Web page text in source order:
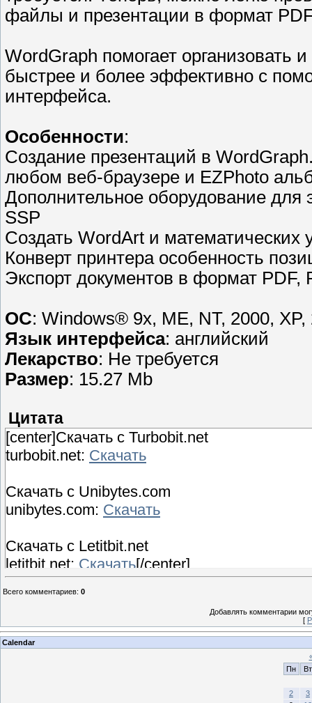
файлы и презентации в формат
WordGraph помогает организовать
быстрее и более эффективно с
интерфейса.
Особенности:
Создание презентаций в
любом веб-браузере и EZPhoto
Дополнительное оборудование
SSP
Создать WordArt и
Конверт принтера особенность
Экспорт документов в формат PDF,
ОС: Windows® 9x, ME, NT, 2000,
Язык интерфейса: английский
Лекарство: Не требуется
Размер: 15.27 Mb
Цитата
[center]Скачать с Turbobit.net
turbobit.net: Скачать
Скачать с Unibytes.com
unibytes.com: Скачать
Скачать с Letitbit.net
letitbit.net: Скачать[/center]
Всего комментариев: 0
Добавлять комментарии
[
Calendar
Пн
Вт
2
3